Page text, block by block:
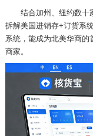
结合加州、纽约数十
拆解美国进销存+订货系
系统，能成为北美华商
商家。